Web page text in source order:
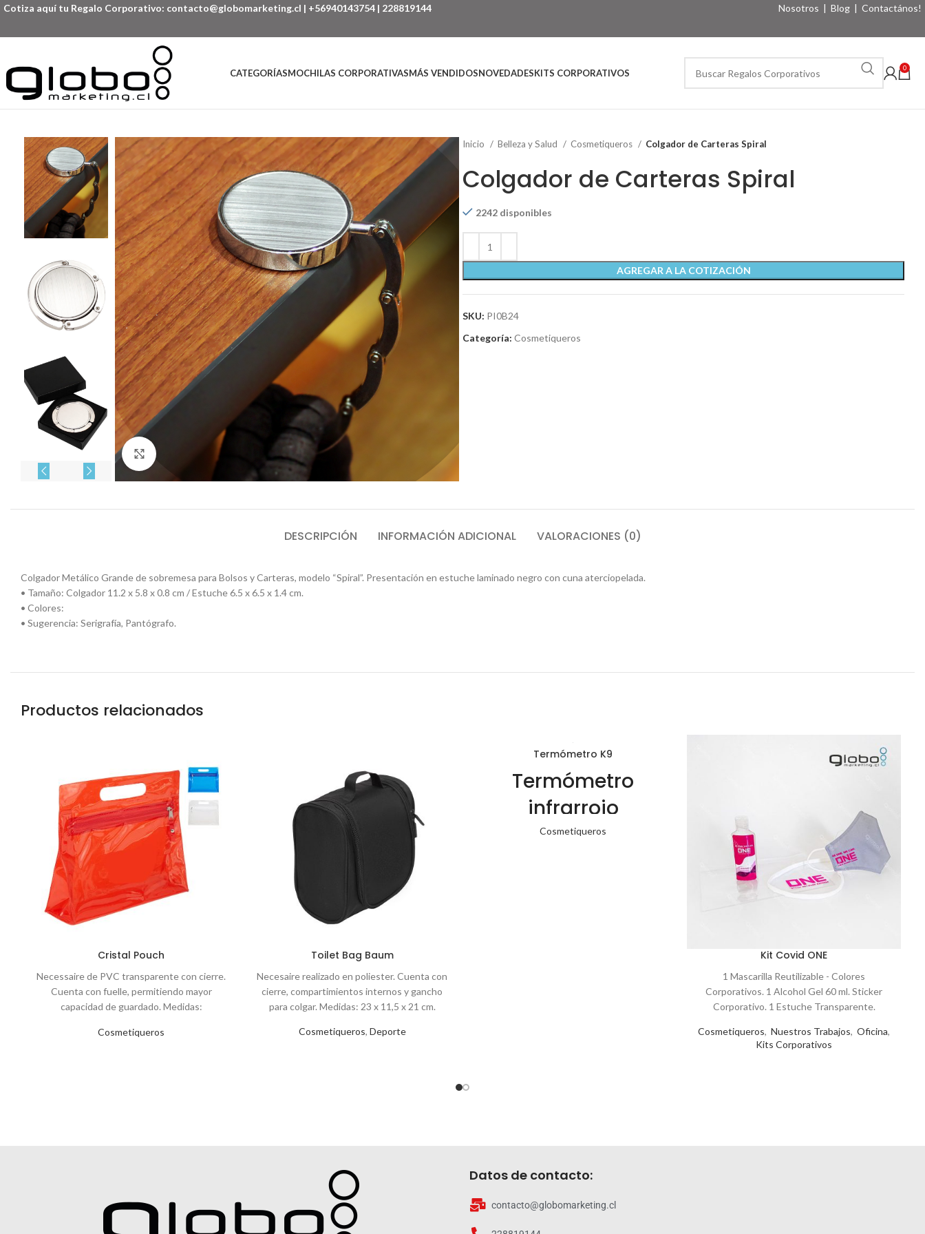
Cotiza aquí tu Regalo Corporativo: contacto@globomarketing.cl | +56940143754 | 228819144 Nosotros | Blog | Contactános!
CATEGORÍASMOCHILAS CORPORATIVASMÁS VENDIDOSNOVEDADESKITS CORPORATIVOS 0
Click to enlarge
Inicio Belleza y Salud Cosmetiqueros Colgador de Carteras Spiral
Colgador de Carteras Spiral
2242 disponibles
AGREGAR A LA COTIZACIÓN
SKU: PI0B24
Categoría: Cosmetiqueros
DESCRIPCIÓN INFORMACIÓN ADICIONAL VALORACIONES (0)
Colgador Metálico Grande de sobremesa para Bolsos y Carteras, modelo “Spiral”. Presentación en estuche laminado negro con cuna aterciopelada.
• Tamaño: Colgador 11.2 x 5.8 x 0.8 cm / Estuche 6.5 x 6.5 x 1.4 cm.
• Colores:
• Sugerencia: Serigrafía, Pantógrafo.
Productos relacionados
Cristal Pouch
Cosmetiqueros
Necessaire de PVC transparente con cierre.
Cuenta con fuelle, permitiendo mayor
capacidad de guardado. Medidas:
Toilet Bag Baum
Cosmetiqueros, Deporte
Necesaire realizado en poliester. Cuenta con
cierre, compartimientos internos y gancho
para colgar. Medidas: 23 x 11,5 x 21 cm.
Termómetro K9
Cosmetiqueros
Termómetro
infrarrojo
profesional de
Kit Covid ONE
Cosmetiqueros, Nuestros Trabajos, Oficina,
Kits Corporativos
1 Mascarilla Reutilizable - Colores
Corporativos. 1 Alcohol Gel 60 ml. Sticker
Corporativo. 1 Estuche Transparente.
Datos de contacto:
contacto@globomarketing.cl